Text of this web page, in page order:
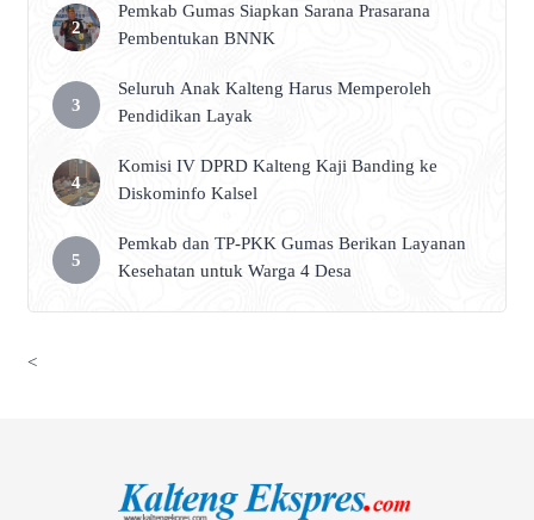
Pemkab Gumas Siapkan Sarana Prasarana
Pembentukan BNNK
Seluruh Anak Kalteng Harus Memperoleh
Pendidikan Layak
Komisi IV DPRD Kalteng Kaji Banding ke
Diskominfo Kalsel
Pemkab dan TP-PKK Gumas Berikan Layanan
Kesehatan untuk Warga 4 Desa
<